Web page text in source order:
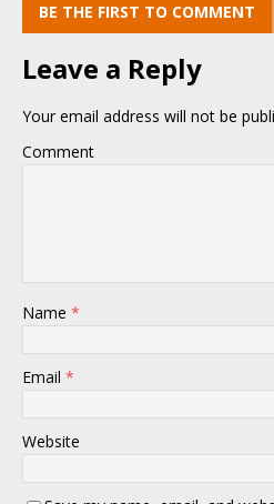
BE THE FIRST TO COMMENT
Leave a Reply
Your email address will not be
Comment
Name *
Email *
Website